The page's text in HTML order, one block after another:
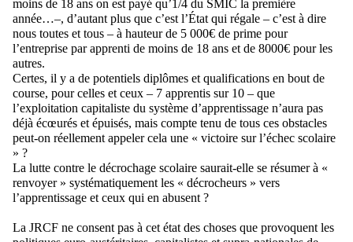
moins de 18 ans on est payé qu’1/4 du SMIC la première
année…–, d’autant plus que c’est l’État qui régale – c’est à dire
nous toutes et tous – à hauteur de 5 000€ de prime pour
l’entreprise par apprenti de moins de 18 ans et de 8000€ pour les
autres.
Certes, il y a de potentiels diplômes et qualifications en bout de
course, pourcelles et ceux – 7 apprentis sur 10 – que
l’exploitation capitaliste du système d’apprentissage n’aura pas
déjà écœurés et épuisés, mais compte tenu de tous ces obstacles
peut-on réellement appeler cela une « victoire sur l’échec scolaire
» ?
La lutte contre le décrochage scolaire saurait-elle se résumer à «
renvoyer » systématiquement les « décrocheurs » vers
l’apprentissage et ceux qui en abusent ?
La JRCF ne consent pas à cet état des choses que provoquent les